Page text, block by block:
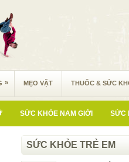
» MẸO VẶT THUỐC & SỨC
SỨC KHỎE NAM GIỚI SỨC
SỨC KHỎE TRẺ EM